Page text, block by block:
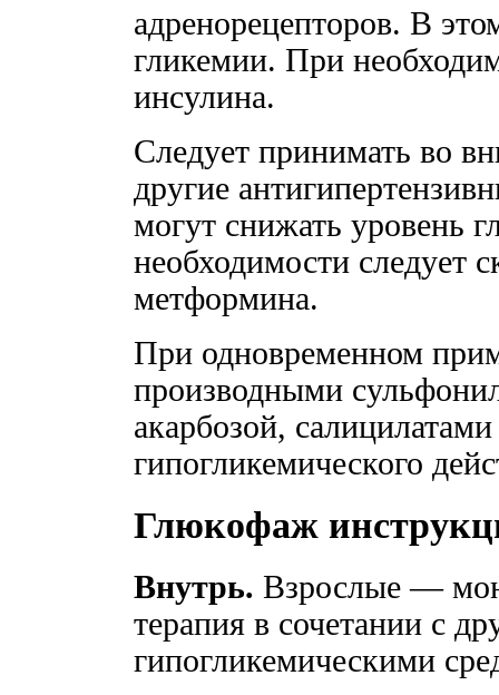
адренорецепторов. В
гликемии. При
инсулина.
Следует принимать во
другие
могут снижать уровень
необходимости следует
метформина.
При одновременном
производными
акарбозой,
гипогликемического
Глюкофаж
Внутрь. Взрослые —
терапия в сочетании с
гипогликемическими